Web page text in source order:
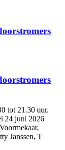
tot 21.30 uur.
24 juni 2026
Janssen, T